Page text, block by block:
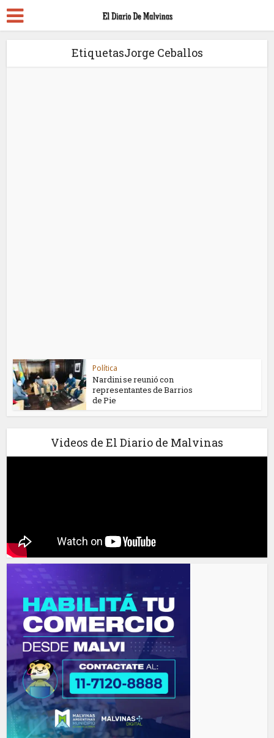
EtiquetasJorge Ceballos
Política
Nardini se reunió con
representantes de Barrios
de Pie
Videos de El Diario de Malvinas